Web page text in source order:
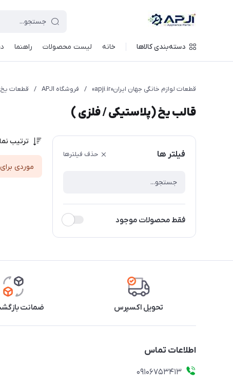
دسته‌بندی کالاها خانه لیست محصولات راهنما
قطعات لوازم خانگی جهان ایران«apji.ir» / فروشگاه APJI / قطعات یخ
قالب یخ (پلاستیکی / فلزی )
فیلتر ها حذف فیلترها
فقط محصولات موجود
ترتیب
موردی
تحویل اکسپرس ضمانت
اطلاعات تماس
09106753413